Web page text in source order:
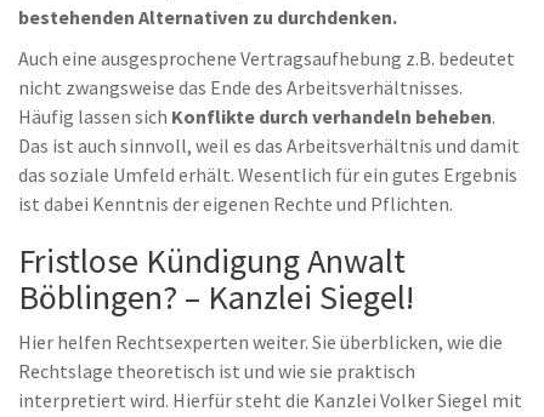
bestehenden Alternativen zu durchdenken.
Auch eine ausgesprochene Vertragsaufhebung z.B. bedeutet
nicht zwangsweise das Ende des Arbeitsverhältnisses.
Häufig lassen sich Konflikte durch verhandeln beheben.
Das ist auch sinnvoll, weil es das Arbeitsverhältnis und damit
das soziale Umfeld erhält. Wesentlich für ein gutes Ergebnis
ist dabei Kenntnis der eigenen Rechte und Pflichten.
Fristlose Kündigung Anwalt
Böblingen? – Kanzlei Siegel!
Hier helfen Rechtsexperten weiter. Sie überblicken, wie die
Rechtslage theoretisch ist und wie sie praktisch
interpretiert wird. Hierfür steht die Kanzlei Volker Siegel mit